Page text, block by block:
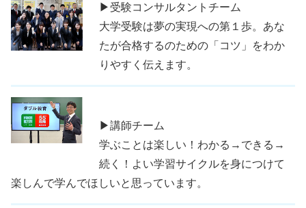
▶受験コンサルタントチーム
大学受験は夢の実現への第１歩。あな
たが合格するのための「コツ」をわか
りやすく伝えます。
▶講師チーム
学ぶことは楽しい！わかる→できる→
続く！よい学習サイクルを身につけて
楽しんで学んでほしいと思っています。